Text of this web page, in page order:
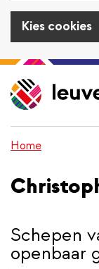
Kies cookies
Overslaan
en
naar
gaan
Home
Schepen
openbaar